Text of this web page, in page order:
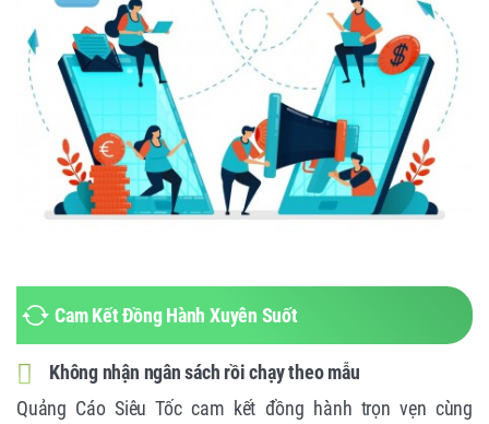
Cam Kết Đồng Hành Xuyên Suốt
Không nhận ngân sách rồi chạy theo mẫu
Quảng Cáo Siêu Tốc cam kết đồng hành trọn vẹn cùng